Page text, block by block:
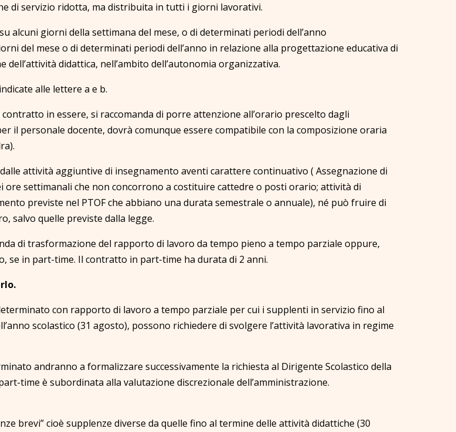
di servizio ridotta, ma distribuita in tutti i giorni lavorativi.
alcuni giorni della settimana del mese, o di determinati periodi dell’anno
del mese o di determinati periodi dell’anno in relazione alla progettazione educativa di
didattica, nell’ambito dell’autonomia organizzativa.
alle lettere a e b.
in essere, si raccomanda di porre attenzione all’orario prescelto dagli
il personale docente, dovrà comunque essere compatibile con la composizione oraria
attività aggiuntive di insegnamento aventi carattere continuativo ( Assegnazione di
ore settimanali che non concorrono a costituire cattedre o posti orario; attività di
previste nel PTOF che abbiano una durata semestrale o annuale), né può fruire di
salvo quelle previste dalla legge.
di trasformazione del rapporto di lavoro da tempo pieno a tempo parziale oppure,
se in part-time. Il contratto in part-time ha durata di 2 anni.
con rapporto di lavoro a tempo parziale per cui i supplenti in servizio fino al
scolastico (31 agosto), possono richiedere di svolgere l’attività lavorativa in regime
andranno a formalizzare successivamente la richiesta al Dirigente Scolastico della
time è subordinata alla valutazione discrezionale dell’amministrazione.
brevi” cioè supplenze diverse da quelle fino al termine delle attività didattiche (30